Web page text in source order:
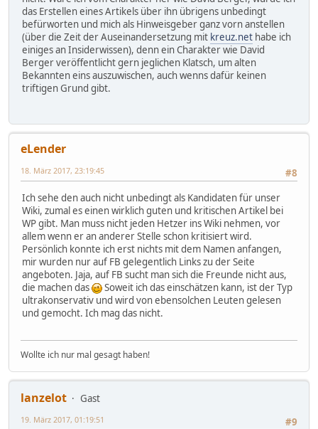
das Erstellen eines Artikels über ihn übrigens unbedingt
befürworten und mich als Hinweisgeber ganz vorn anstellen
(über die Zeit der Auseinandersetzung mit kreuz.net habe ich
einiges an Insiderwissen), denn ein Charakter wie David
Berger veröffentlicht gern jeglichen Klatsch, um alten
Bekannten eins auszuwischen, auch wenns dafür keinen
triftigen Grund gibt.
eLender
#8
18. März 2017, 23:19:45
Ich sehe den auch nicht unbedingt als Kandidaten für unser
Wiki, zumal es einen wirklich guten und kritischen Artikel bei
WP gibt. Man muss nicht jeden Hetzer ins Wiki nehmen, vor
allem wenn er an anderer Stelle schon kritisiert wird.
Persönlich konnte ich erst nichts mit dem Namen anfangen,
mir wurden nur auf FB gelegentlich Links zu der Seite
angeboten. Jaja, auf FB sucht man sich die Freunde nicht aus,
die machen das
Soweit ich das einschätzen kann, ist der Typ
ultrakonservativ und wird von ebensolchen Leuten gelesen
und gemocht. Ich mag das nicht.
Wollte ich nur mal gesagt haben!
lanzelot
Gast
#9
19. März 2017, 01:19:51